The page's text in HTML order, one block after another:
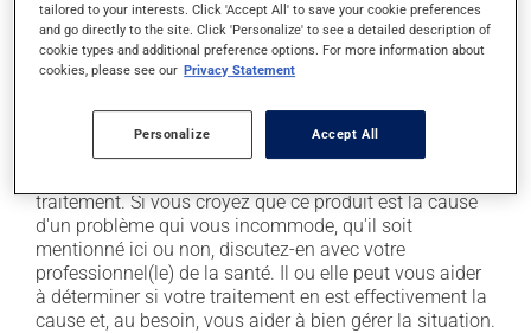
il peut causer des maux de tête;
il agit sur l'intestin et peut causer de la diarrhée ou
de la constipation, selon la sensibilité de chacun;
il peut causer des douleurs musculaires.
traitement. Si vous croyez que ce produit est la cause
d'un problème qui vous incommode, qu'il soit
mentionné ici ou non, discutez-en avec votre
professionnel(le) de la santé. Il ou elle peut vous aider
à déterminer si votre traitement en est effectivement la
cause et, au besoin, vous aider à bien gérer la situation.
tailored to your interests. Click 'Accept All' to save your cookie preferences
and go directly to the site. Click 'Personalize' to see a detailed description of
cookie types and additional preference options. For more information about
cookies, please see our Privacy Statement
Personalize Accept All